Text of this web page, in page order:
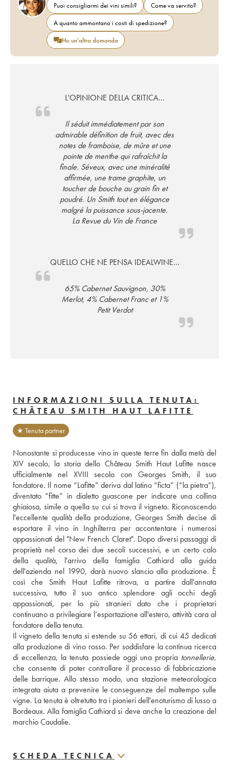
Puoi consigliarmi dei vini simili?
Come va servito?
A quanto ammontano i costi di spedizione?
Ho un'altra domanda
L'OPINIONE DELLA CRITICA…
Il séduit immédiatement par son
admirable définition de fruit, avec des
notes de framboise, de mûre et une
pointe de menthe qui rafraîchit la
finale. Séveux, avec une minéralité
affirmée, une trame graphite, un
toucher de bouche au grain fin et
poudré. Un Smith tout en élégance
malgré la puissance sous-jacente.
La Revue du Vin de France
QUELLO CHE NE PENSA IDEALWINE…
65% Cabernet Sauvignon, 30%
Merlot, 4% Cabernet Franc et 1%
Petit Verdot
INFORMAZIONI SULLA TENUTA:
CHÂTEAU SMITH HAUT LAFITTE
★ Tenuta partner
Nonostante si producesse vino in queste terre fin dalla metà del
XIV secolo, la storia dello Château Smith Haut Lafitte nasce
ufficialmente nel XVIII secolo con Georges Smith, il suo
fondatore. Il nome “Lafitte” deriva dal latino “ficta” (“la pietra”),
diventato “fitte” in dialetto guascone per indicare una collina
ghiaiosa, simile a quella su cui si trova il vigneto. Riconoscendo
l'eccellente qualità della produzione, Georges Smith decise di
esportare il vino in Inghilterra per accontentare i numerosi
appassionati del "New French Claret". Dopo diversi passaggi di
proprietà nel corso dei due secoli successivi, e un certo calo
della qualità, l'arrivo della famiglia Cathiard alla guida
dell'azienda nel 1990, darà nuovo slancio alla produzione. È
così che Smith Haut Lafitte ritrova, a partire dall'annata
successiva, tutto il suo antico splendore agli occhi degli
appassionati, per lo più stranieri dato che i proprietari
continuano a privilegiare l’esportazione all'estero, attività cara al
fondatore della tenuta.
Il vigneto della tenuta si estende su 56 ettari, di cui 45 dedicati
alla produzione di vino rosso. Per soddisfare la continua ricerca
di eccellenza, la tenuta possiede oggi una propria tonnellerie,
che consente di poter controllare il processo di fabbricazione
delle barrique. Allo stesso modo, una stazione meteorologica
integrata aiuta a prevenire le conseguenze del maltempo sulle
vigne. La tenuta è oltretutto tra i pionieri dell'enoturismo di lusso a
Bordeaux. Alla famiglia Cathiard si deve anche la creazione del
marchio Caudalie.
SCHEDA TECNICA